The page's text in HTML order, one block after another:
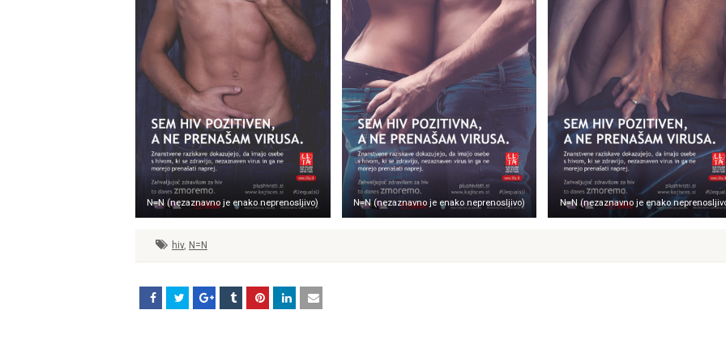
N=N (nezaznavno je enako neprenosljivo) N=N (nezaznavno je enako neprenosljivo) N=N (nezaznavno je enako
hiv, N=N